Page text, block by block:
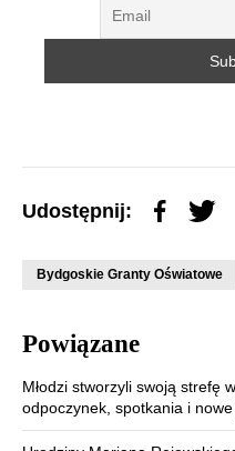
Udostępnij:
Bydgoskie Granty Oświatowe
Powiązane
Młodzi stworzyli swoją strefę
odpoczynek, spotkania i